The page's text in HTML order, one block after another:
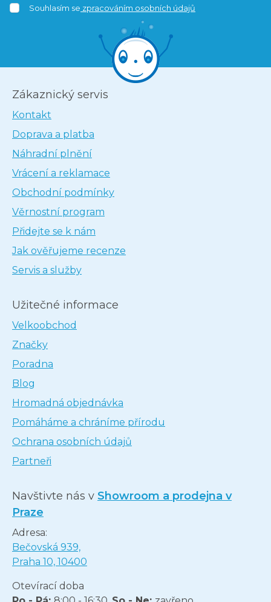
Souhlasím se zpracováním osobních údajů
Zákaznický servis
Kontakt
Doprava a platba
Náhradní plnění
Vrácení a reklamace
Obchodní podmínky
Věrnostní program
Přidejte se k nám
Jak ověřujeme recenze
Servis a služby
Užitečné informace
Velkoobchod
Značky
Poradna
Blog
Hromadná objednávka
Pomáháme a chráníme přírodu
Ochrana osobních údajů
Partneři
Navštivte nás v Showroom a prodejna v
Praze
Adresa:
Bečovská 939,
Praha 10, 10400
Otevírací doba